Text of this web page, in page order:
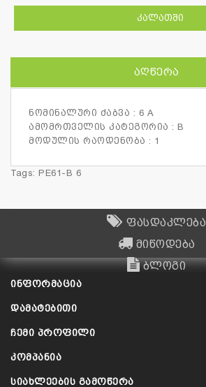
ᲙᲐᲚᲐᲗᲨᲘ
ᲐᲦᲬᲔᲠᲐ
ნომინალური ძაბვა : 6 A
ამომრთველის კატეგორია : B
მოდულის რაოდენობა : 1
Tags: PE61-B 6
ფასდაკლება
მიწოდება
ბლოგი
ᲘᲜᲤᲝᲠᲛᲐᲪᲘᲐ
ᲓᲐᲛᲐᲢᲔᲑᲘᲗᲘ
ᲩᲔᲛᲘ ᲞᲠᲝᲤᲘᲚᲘ
ᲙᲝᲛᲞᲐᲜᲘᲐ
ᲡᲘᲐᲮᲚᲔᲔᲑᲘᲡ ᲒᲐᲛᲝᲬᲔᲠᲐ